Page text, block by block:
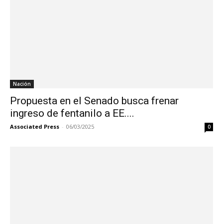
Nación
Propuesta en el Senado busca frenar
ingreso de fentanilo a EE....
Associated Press - 06/03/2025 0